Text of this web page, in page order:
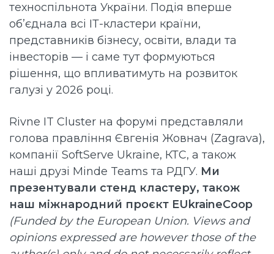
техноспільнота України. Подія вперше
об’єднала всі ІТ-кластери країни,
представників бізнесу, освіти, влади та
інвесторів — і саме тут формуються
рішення, що впливатимуть на розвиток
галузі у 2026 році.
Rivne IT Cluster на форумі представляли
голова правління Євгенія Жовнач (Zagrava),
компанії SoftServe Ukraine, КТС, а також
наші друзі Minde Teams та РДГУ. Ми
презентували стенд кластеру, також
наш міжнародний проєкт EUkraineCoop
(Funded by the European Union. Views and
opinions expressed are however those of the